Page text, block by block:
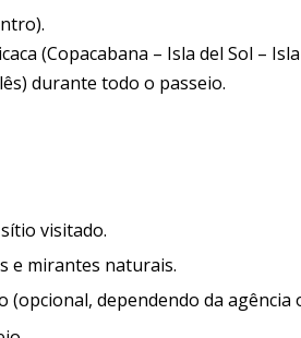
(Copacabana – Isla del Sol –
durante todo o passeio.
visitado.
e mirantes naturais.
dependendo da agência